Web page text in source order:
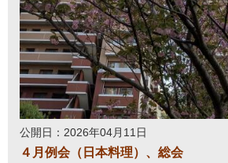
公開日：2026年04月11日
４月例会（日本料理）、総会